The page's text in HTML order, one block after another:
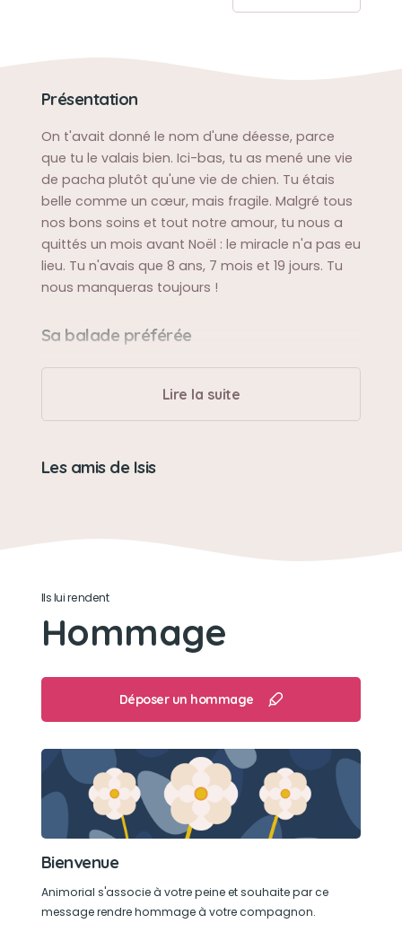
Présentation
On t'avait donné le nom d'une déesse, parce
que tu le valais bien. Ici-bas, tu as mené une vie
de pacha plutôt qu'une vie de chien. Tu étais
belle comme un cœur, mais fragile. Malgré tous
nos bons soins et tout notre amour, tu nous a
quittés un mois avant Noël : le miracle n'a pas eu
lieu. Tu n'avais que 8 ans, 7 mois et 19 jours. Tu
nous manqueras toujours !
Sa balade préférée
la plage, le parc
Sa bêtise préférée
chiper les chaussettes
adorable
Son jouet préféré
ses balles (avec grelot, en peluche)
Son loisir préféré
se promener, jouer à la balle
Lire la suite
Les amis de Isis
Ils lui rendent
Hommage
Déposer un hommage
Bienvenue
Animorial s'associe à votre peine et souhaite par ce
message rendre hommage à votre compagnon.